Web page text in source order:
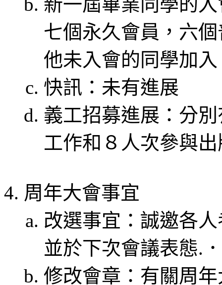
七個永久會員，六
他未入會的同學加入
快訊：未有進展
義工招募進展：分
工作和８人次參與
周年大會事宜
改選事宜：誠邀各
並於下次會議表態.．
修改會章：有關周